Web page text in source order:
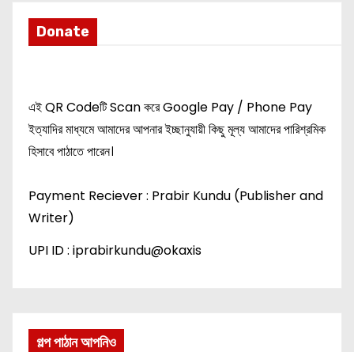
o
Donate
এই QR Codeটি Scan করে Google Pay / Phone Pay
ইত্যাদির মাধ্যমে আমাদের আপনার ইচ্ছানুযায়ী কিছু মূল্য আমাদের পারিশ্রমিক
হিসাবে পাঠাতে পারেন।
Payment Reciever : Prabir Kundu (Publisher and
Writer)
UPI ID : iprabirkundu@okaxis
গল্প পাঠান আপনিও